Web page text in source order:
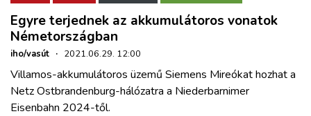
Egyre terjednek az akkumulátoros vonatok
Németországban
iho/vasút · 2021.06.29. 12:00
Villamos-akkumulátoros üzemű Siemens Mireókat hozhat a
Netz Ostbrandenburg-hálózatra a Niederbarnimer
Eisenbahn 2024-től.